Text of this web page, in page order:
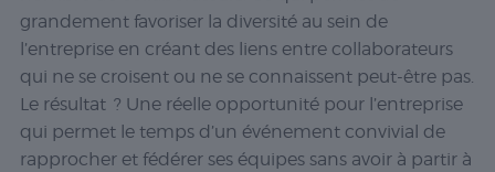
grandement favoriser la diversité au sein de
l’entreprise en créant des liens entre collaborateurs
qui ne se croisent ou ne se connaissent peut-être pas.
Le résultat ? Une réelle opportunité pour l’entreprise
qui permet le temps d’un événement convivial de
rapprocher et fédérer ses équipes sans avoir à partir à